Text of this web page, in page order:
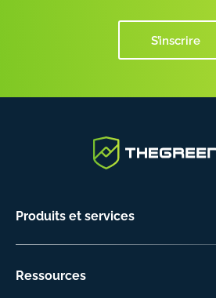
S’inscrire
Produits et services
Ressources